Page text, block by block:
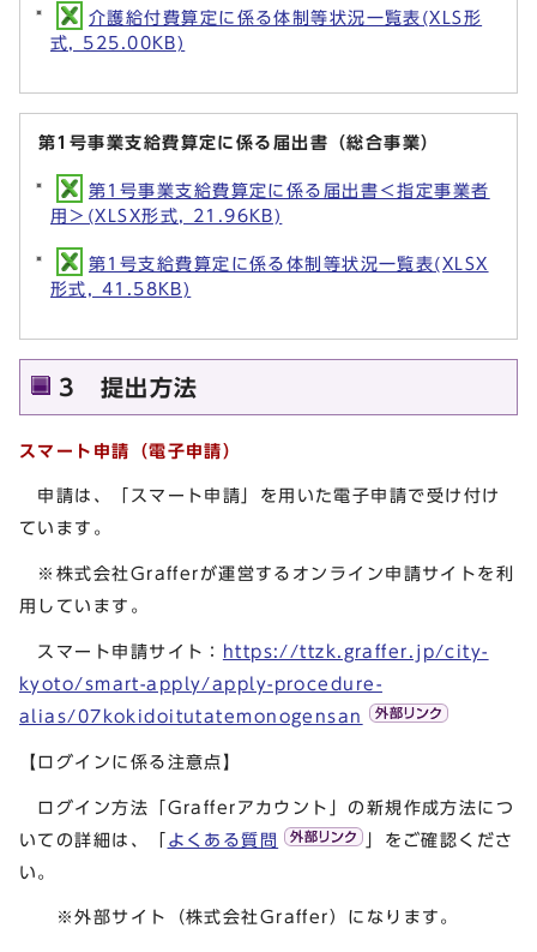
介護給付費算定に係る体制等状況一覧表(XLS形
式, 525.00KB)
第1号事業支給費算定に係る届出書（総合事業）
第1号事業支給費算定に係る届出書＜指定事業者
用＞(XLSX形式, 21.96KB)
第1号支給費算定に係る体制等状況一覧表(XLSX
形式, 41.58KB)
3 提出方法
スマート申請（電子申請）
申請は、「スマート申請」を用いた電子申請で受け付け
ています。
※株式会社Grafferが運営するオンライン申請サイトを利
用しています。
スマート申請サイト：
https://ttzk.graffer.jp/city-
kyoto/smart-apply/apply-procedure-
alias/07kokidoitutatemonogensan
【ログインに係る注意点】
ログイン方法「Grafferアカウント」の新規作成方法につ
いての詳細は、「 よくある質問
」をご確認くださ
い。
※外部サイト（株式会社Graffer）になります。